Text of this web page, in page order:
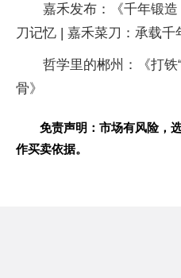
嘉禾发布：《千年锻
刀记忆 | 嘉禾菜刀：承载千
哲学里的郴州：《打铁
骨》
免责声明：市场有风险，
作买卖依据。